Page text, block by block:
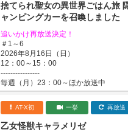
捨てられ聖女の異世界ごはん旅
ャンピングカーを召喚しました
追いかけ再放送決定！
＃1～6
2026年8月16日（日）
12：00～15：00
----------------
毎週（月）23：00～ほか放送中
AT-X初 一挙 再放送
乙女怪獣キャラメリゼ